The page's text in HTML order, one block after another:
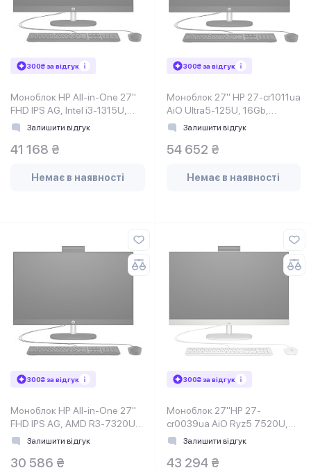
300₴ за відгук
Моноблок HP All-in-One 27"
FHD IPS AG, Intel i3-1315U,
8GB, F512GB, UMA, WiFi
Залишити відгук
41 168 ₴
Немає в наявності
300₴ за відгук
Моноблок 27" HP 27-cr1011ua
AiO Ultra5-125U, 16Gb,
SSD1Tb, WiFi, Cam, K&M,
Залишити відгук
54 652 ₴
Немає в наявності
300₴ за відгук
Моноблок HP All-in-One 27"
FHD IPS AG, AMD R3-7320U,
8GB, F512GB, UMA, WiFi,
Залишити відгук
30 586 ₴
300₴ за відгук
Моноблок 27"HP 27-
cr0039ua AiO Ryz5 7520U,
16Gb, SSD512Gb, WiFi, Cam,
Залишити відгук
43 294 ₴